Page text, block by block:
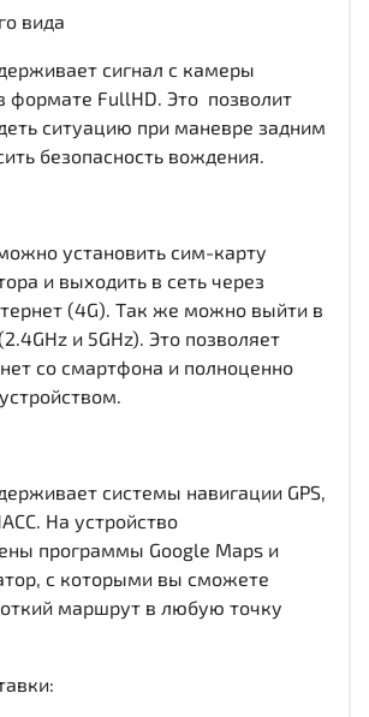
вида
сигнал с камеры
формате FullHD. Это позволит
ситуацию при маневре задним
безопасность вождения.
установить сим-карту
и выходить в сеть через
(4G). Так же можно выйти в
и 5GHz). Это позволяет
со смартфона и полноценно
системы навигации GPS,
На устройство
программы Google Maps и
с которыми вы сможете
маршрут в любую точку